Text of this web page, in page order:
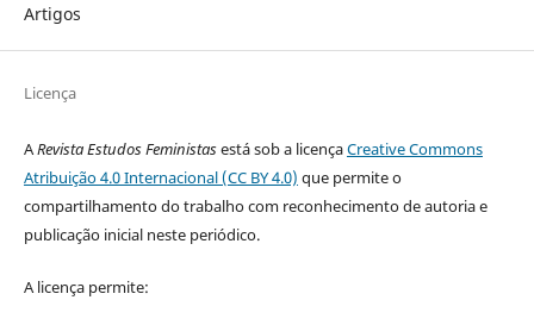
Artigos
Licença
ARevista Estudos Feministasestá sob a licençaCreative Commons
Atribuição 4.0 Internacional (CC BY 4.0) que permite o
compartilhamento do trabalho com reconhecimento de autoria e
publicação inicial neste periódico.
A licença permite: